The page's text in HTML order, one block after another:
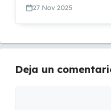
27 Nov 2025
Deja un